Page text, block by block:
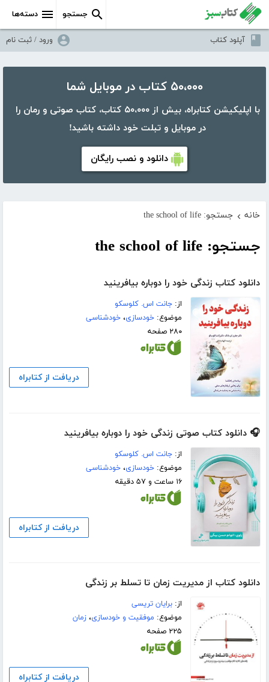
دسته‌ها جستجو
آپلود کتاب ورود / ثبت نام
۵۰،۰۰۰ کتاب در موبایل شما
با اپلیکیشن کتابراه، بیش از ۵۰،۰۰۰ کتاب، کتاب صوتی و رمان را
در موبایل و تبلت خود داشته باشید!
دانلود و نصب رایگان
خانه › جستجو: the school of life
جستجو: the school of life
دانلود کتاب زندگی خود را دوباره بیافرینید
از:جانت اس. کلوسکو
موضوع:خودسازی،خودشناسی
۲۸۰ صفحه
دریافت از کتابراه
🎧 دانلود کتاب صوتی زندگی خود را دوباره بیافرینید
از:جانت اس. کلوسکو
موضوع:خودسازی،خودشناسی
۱۶ ساعت و ۵۷ دقیقه
دریافت از کتابراه
دانلود کتاب از مدیریت زمان تا تسلط بر زندگی
از:برایان تریسی
موضوع: موفقیت و خودسازی،زمان
۲۲۵ صفحه
دریافت از کتابراه